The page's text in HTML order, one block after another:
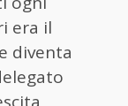
era il
diventa